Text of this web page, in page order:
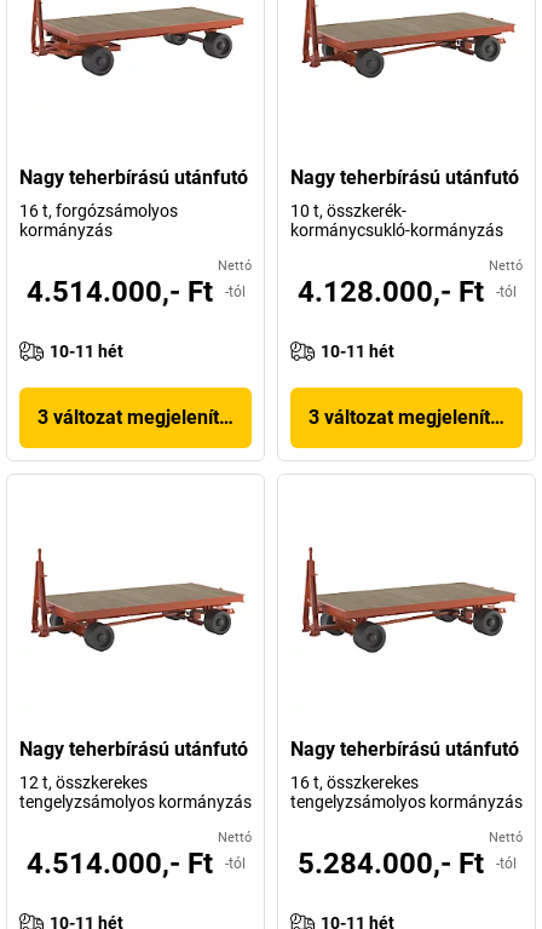
Nagy teherbírású utánfutó
16 t, forgózsámolyos
kormányzás
Nettó
4.514.000,- Ft -tól
10-11 hét
3 változat megjelenítése
Nagy teherbírású utánfutó
10 t, összkerék-
kormánycsukló-kormányzás
Nettó
4.128.000,- Ft -tól
10-11 hét
3 változat megjelenítése
Nagy teherbírású utánfutó
12 t, összkerekes
tengelyzsámolyos kormányzás
Nettó
4.514.000,- Ft -tól
10-11 hét
Nagy teherbírású utánfutó
16 t, összkerekes
tengelyzsámolyos kormányzás
Nettó
5.284.000,- Ft -tól
10-11 hét